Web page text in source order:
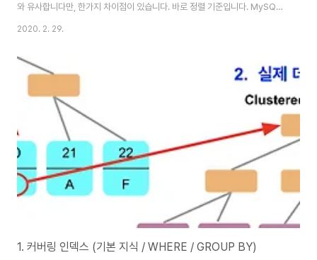
와 유사합니다만, 한가지 차이점이 있습니다. 바로 정렬 기준입니다. MySQL
에서는 인덱스 생성시 컬럼 마다 asc/desc 를 정할수 있는것 처럼 보입니다.
됩니다.) 하지만 8.0 이전 버전까지는 지원하지 않습니다. 8.0 이전 버전까지
는 문법만 지원되고 실제로 Desc 인덱스가 지원되는 것은 아닙니다. 단지
Ascending index 으로 만들어진 인덱스를 앞에서부터 읽을 것인지
(Forward index scan), 뒤에서부터 읽을 것인지 (Backwar..
2020. 2. 29.
1. 커버링 인덱스 (기본 지식 / WHERE / GROUP BY)